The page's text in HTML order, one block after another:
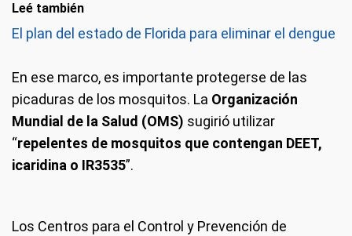
Leé también
El plan del estado de Florida para eliminar el dengue
En ese marco, es importante protegerse de las
picaduras de los mosquitos. La Organización
Mundial de la Salud (OMS) sugirió utilizar
“repelentes de mosquitos que contengan DEET,
icaridina o IR3535”.
Los Centros para el Control y Prevención de